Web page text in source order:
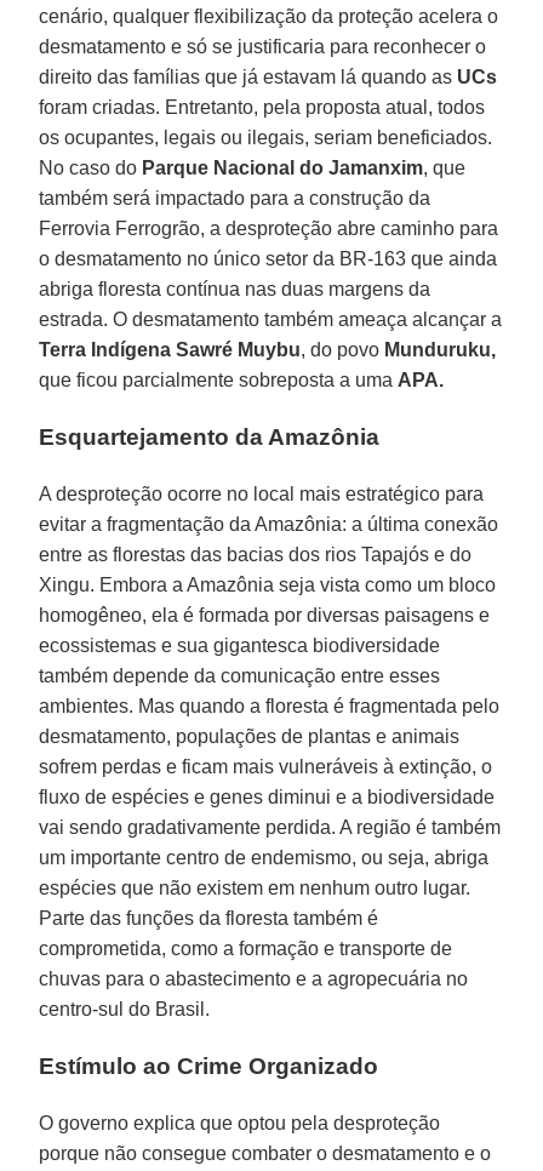
cenário, qualquer flexibilização da proteção acelera o
desmatamento e só se justificaria para reconhecer o
direito das famílias que já estavam lá quando as UCs
foram criadas. Entretanto, pela proposta atual, todos
os ocupantes, legais ou ilegais, seriam beneficiados.
No caso do Parque Nacional do Jamanxim, que
também será impactado para a construção da
Ferrovia Ferrogrão, a desproteção abre caminho para
o desmatamento no único setor da BR-163 que ainda
abriga floresta contínua nas duas margens da
estrada. O desmatamento também ameaça alcançar a
Terra Indígena Sawré Muybu, do povo Munduruku,
que ficou parcialmente sobreposta a uma APA.
Esquartejamento da Amazônia
A desproteção ocorre no local mais estratégico para
evitar a fragmentação da Amazônia: a última conexão
entre as florestas das bacias dos rios Tapajós e do
Xingu. Embora a Amazônia seja vista como um bloco
homogêneo, ela é formada por diversas paisagens e
ecossistemas e sua gigantesca biodiversidade
também depende da comunicação entre esses
ambientes. Mas quando a floresta é fragmentada pelo
desmatamento, populações de plantas e animais
sofrem perdas e ficam mais vulneráveis à extinção, o
fluxo de espécies e genes diminui e a biodiversidade
vai sendo gradativamente perdida. A região é também
um importante centro de endemismo, ou seja, abriga
espécies que não existem em nenhum outro lugar.
Parte das funções da floresta também é
comprometida, como a formação e transporte de
chuvas para o abastecimento e a agropecuária no
centro-sul do Brasil.
Estímulo ao Crime Organizado
O governo explica que optou pela desproteção
porque não consegue combater o desmatamento e o